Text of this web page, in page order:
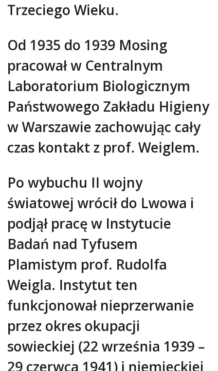
Trzeciego Wieku.
Od 1935 do 1939 Mosing
pracował w Centralnym
Laboratorium Biologicznym
Państwowego Zakładu Higieny
w Warszawie zachowując cały
czas kontakt z prof. Weiglem.
Po wybuchu II wojny
światowej wrócił do Lwowa i
podjął pracę w Instytucie
Badań nad Tyfusem
Plamistym prof. Rudolfa
Weigla. Instytut ten
funkcjonował nieprzerwanie
przez okres okupacji
sowieckiej (22 września 1939 –
29 czerwca 1941) i niemieckiej